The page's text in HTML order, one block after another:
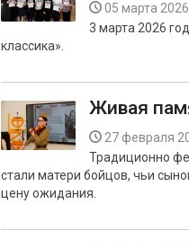
05 марта
3 марта 2026
классика».
Живая
27 февраля
Традиционно
стали матери бойцов, чьи
цену ожидания.